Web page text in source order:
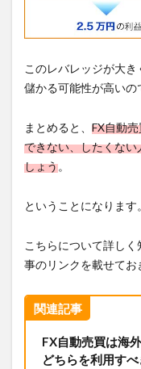
このレバレッジが大
儲かる可能性が高いの
まとめると、 FX自動
できない、したくない
しょう。
ということになります。
こちらについて詳し
事のリンクを載せてお
関連記事
FX自動売買は海
どちらを利用す